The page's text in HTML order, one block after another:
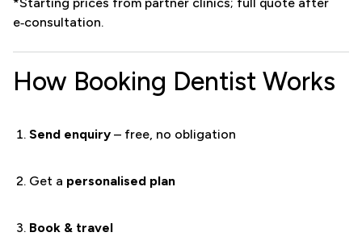
e‑consultation.
How Booking Dentist Works
Send enquiry – free, no obligation
Get a personalised plan
Book & travel